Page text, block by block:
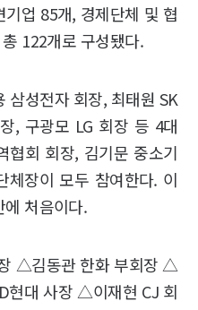
기업 85개, 경제단체 및 협
122개로 구성됐다.
삼성전자 회장, 최태원 SK
, 구광모 LG 회장 등 4대
협회 회장, 김기문 중소기
체장이 모두 참여한다. 이
처음이다.
△김동관 한화 부회장 △
현대 사장 △이재현 CJ 회